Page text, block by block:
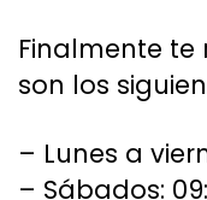
Finalmente
son los
– Lunes a
– Sábados: